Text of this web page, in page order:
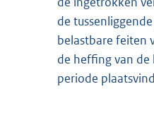
de
belastbare feiten
de heffing van
periode